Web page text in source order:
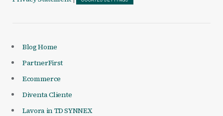
Blog Home
PartnerFirst
Ecommerce
Diventa Cliente
Lavora in TD SYNNEX